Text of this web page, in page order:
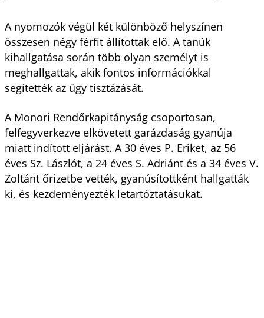
A nyomozók végül két különböző helyszínen
összesen négy férfit állítottak elő. A tanúk
kihallgatása során több olyan személyt is
meghallgattak, akik fontos információkkal
segítették az ügy tisztázását.
A Monori Rendőrkapitányság csoportosan,
felfegyverkezve elkövetett garázdaság gyanúja
miatt indított eljárást. A 30 éves P. Eriket, az 56
éves Sz. Lászlót, a 24 éves S. Adriánt és a 34 éves V.
Zoltánt őrizetbe vették, gyanúsítottként hallgatták
ki, és kezdeményezték letartóztatásukat.